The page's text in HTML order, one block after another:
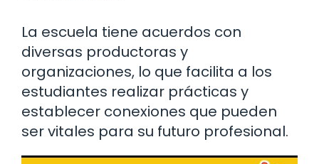
La escuela tiene acuerdos con
diversas productoras y
organizaciones, lo que facilita a los
estudiantes realizar prácticas y
establecer conexiones que pueden
ser vitales para su futuro profesional.